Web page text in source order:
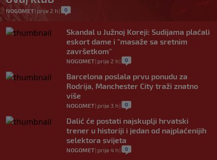
NOGOMET| prije 2 h | 0
Skandal u Južnoj Koreji: Sudijama plaćali
eskort dame i "masaže sa sretnim
završetkom"
NOGOMET| prije 2 h | 0
Barcelona poslala prvu ponudu za
Rodrija, Manchester City traži znatno
više
NOGOMET| prije 3 h | 0
Dalić će postati najskuplji hrvatski
trener u historiji i jedan od najplaćenijih
selektora svijeta
NOGOMET| prije 4 h | 0